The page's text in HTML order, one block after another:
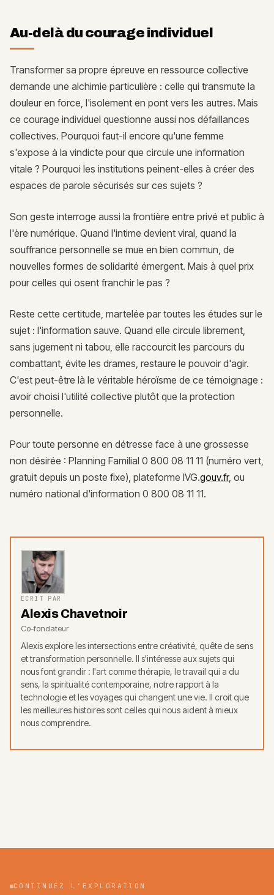
Au-delà du courage individuel
Transformer sa propre épreuve en ressource collective
demande une alchimie particulière : celle qui transmute la
douleur en force, l'isolement en pont vers les autres. Mais
ce courage individuel questionne aussi nos défaillances
collectives. Pourquoi faut-il encore qu'une femme
s'expose à la vindicte pour que circule une information
vitale ? Pourquoi les institutions peinent-elles à créer des
espaces de parole sécurisés sur ces sujets ?
Son geste interroge aussi la frontière entre privé et public à
l'ère numérique. Quand l'intime devient viral, quand la
souffrance personnelle se mue en bien commun, de
nouvelles formes de solidarité émergent. Mais à quel prix
pour celles qui osent franchir le pas ?
Reste cette certitude, martelée par toutes les études sur le
sujet : l'information sauve. Quand elle circule librement,
sans jugement ni tabou, elle raccourcit les parcours du
combattant, évite les drames, restaure le pouvoir d'agir.
C'est peut-être là le véritable héroïsme de ce témoignage :
avoir choisi l'utilité collective plutôt que la protection
personnelle.
Pour toute personne en détresse face à une grossesse
non désirée : Planning Familial 0 800 08 11 11 (numéro vert,
gratuit depuis un poste fixe), plateforme IVG.gouv.fr, ou
numéro national d'information 0 800 08 11 11.
ÉCRIT PAR
Alexis Chavetnoir
Co-fondateur
Alexis explore les intersections entre créativité, quête de sens
et transformation personnelle. Il s'intéresse aux sujets qui
nous font grandir : l'art comme thérapie, le travail qui a du
sens, la spiritualité contemporaine, notre rapport à la
technologie et les voyages qui changent une vie. Il croit que
les meilleures histoires sont celles qui nous aident à mieux
nous comprendre.
CONTINUEZ L’EXPLORATION